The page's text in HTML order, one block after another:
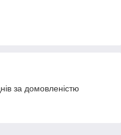
за домовленістю